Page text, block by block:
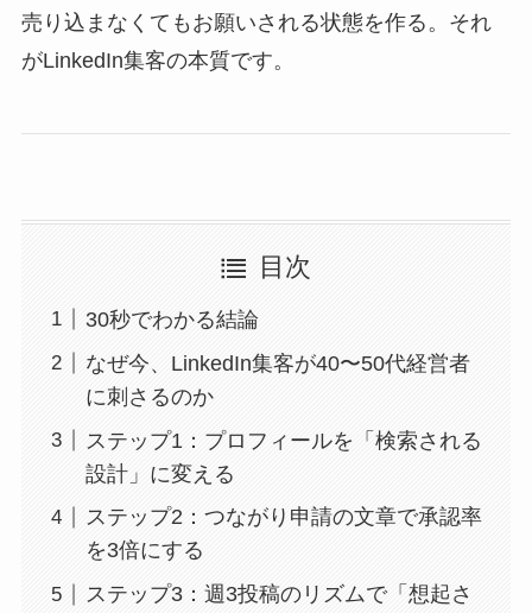
売り込まなくてもお願いされる状態を作る。それ
がLinkedIn集客の本質です。
目次
30秒でわかる結論
なぜ今、LinkedIn集客が40〜50代経営者
に刺さるのか
ステップ1：プロフィールを「検索される
設計」に変える
ステップ2：つながり申請の文章で承認率
を3倍にする
ステップ3：週3投稿のリズムで「想起さ